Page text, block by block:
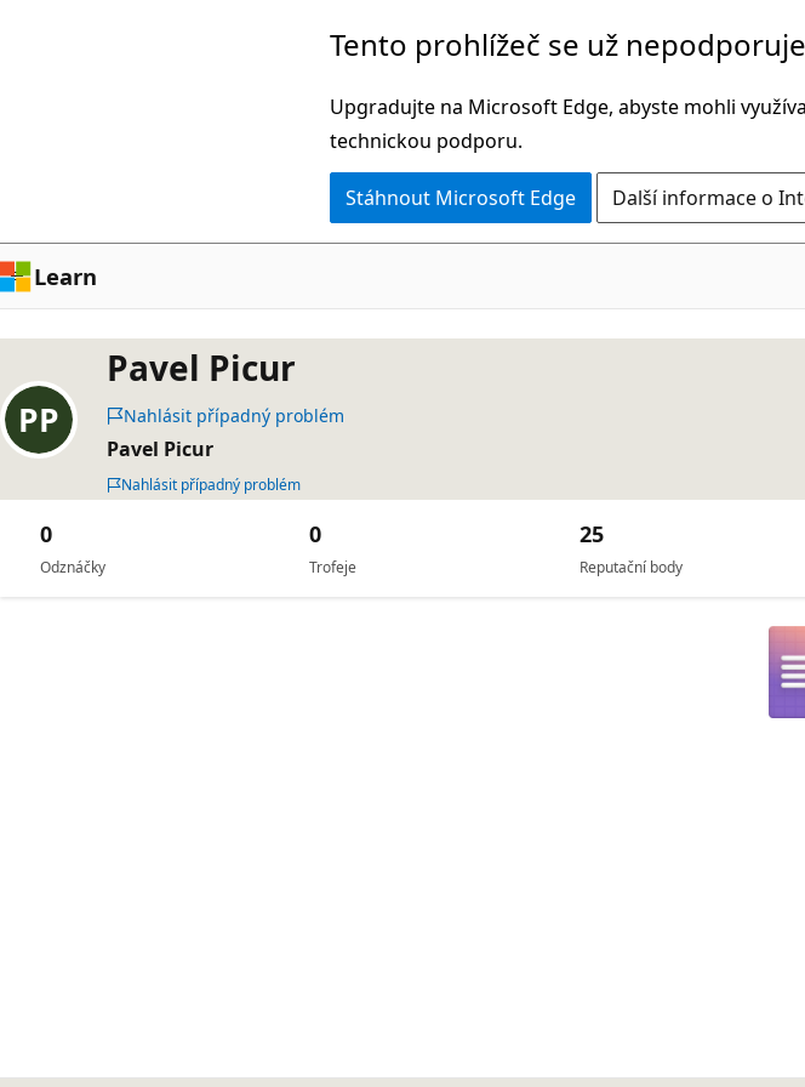
Tento prohlížeč se už
Upgradujte na Microsoft Edge, abyste mohli
technickou podporu.
Stáhnout Microsoft Edge Další informace o
Learn
Pavel Picur
Nahlásit případný problém
Pavel Picur
Nahlásit případný problém
Odznáčky
0
Trofeje
0
Reputační body
25